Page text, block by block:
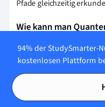
Pfade gleichzeitig
Wie kann man
Quanteninterferenz lässt
Doppelspalt-
Photonen, Elektronen
Spalten. Auf dem
94% der StudySmarter-
kostenlosen Plattform